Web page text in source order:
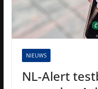
NIEUWS
NL-Alert